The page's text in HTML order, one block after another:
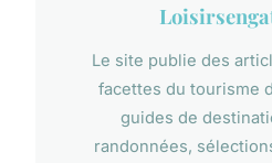
Le site publie des
facettes du tourisme
guides de
randonnées,